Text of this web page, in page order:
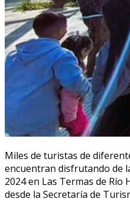
Miles de turistas de
encuentran disfrutando de
2024 en Las Termas de
desde la Secretaría de